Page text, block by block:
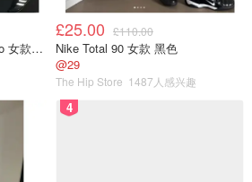
读书了，可以同步中国亚马逊或者
的书籍统统同步过去，想看就看。
大的功能就是
难免会出现不懂得单词，轻触翻译了
adidas Originals Taekwondo 女款黑色运动鞋
£25.00 £110.00
Nike Total 90 女款 黑色
@29
The Hip Store 1487人感兴趣
4